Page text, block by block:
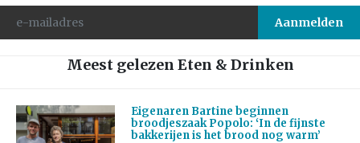
Meest gelezen Eten & Drinken
Eigenaren Bartine beginnen
broodjeszaak Popolo: ‘In de fijnste
bakkerijen is het brood nog warm’